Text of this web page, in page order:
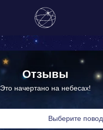
Отзывы
Это начертано на небесах!
Выберите повод